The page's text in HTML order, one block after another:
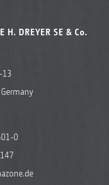
H. DREYER SE & Co.
13
0